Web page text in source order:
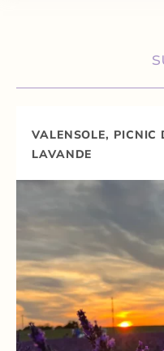
VALENSOLE, PICNIC
LAVANDE